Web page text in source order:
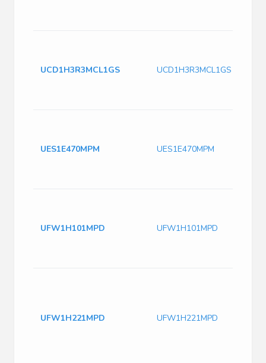
UCD1H3R3MCL1GS UCD1H3R3MCL1GS
UES1E470MPM UES1E470MPM
UFW1H101MPD UFW1H101MPD
UFW1H221MPD UFW1H221MPD